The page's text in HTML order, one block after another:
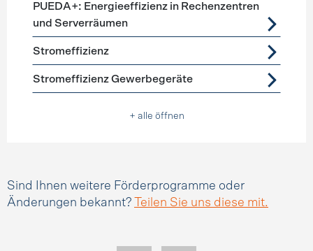
PUEDA+: Energieeffizienz in Rechenzentren
und Serverräumen
Stromeffizienz
Stromeffizienz Gewerbegeräte
+ alle öffnen
Sind Ihnen weitere Förderprogramme oder
Änderungen bekannt?
Teilen Sie uns diese mit.